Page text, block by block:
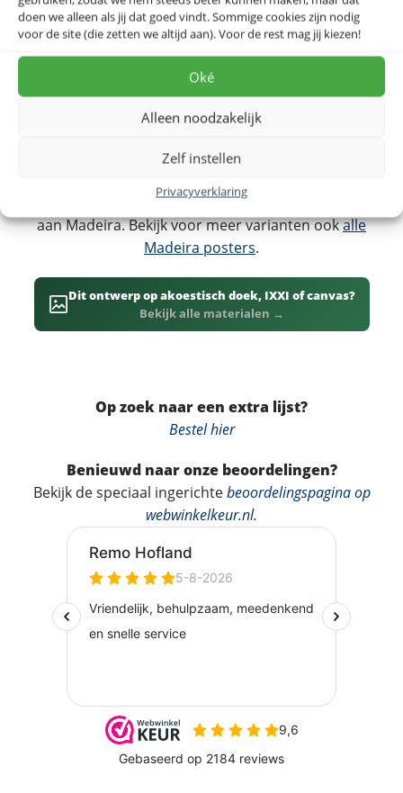
doen we alleen als jij dat goed vindt. Sommige cookies zijn nodig
voor de site (die zetten we altijd aan). Voor de rest mag jij kiezen!
Oké
Alleen noodzakelijk
Zelf instellen
Privacyverklaring
Madeira is een Portugees eiland in de Atlantische
Oceaan, beroemd om zijn levada-wandelingen, steile
het hele bloemeneiland in beeld. Bekijk voor het
grotere geheel ook dePortugal landkaart.
wanddecoratie of opakoestisch doek
voor wandelaars en iedereen met mooie herinneringen
aan Madeira. Bekijk voor meer varianten ookalle
Madeira posters.
Dit ontwerp op akoestisch doek, IXXI of canvas?
Bekijk alle materialen →
Op zoek naar een extra lijst?
Bestel hier
Benieuwd naar onze beoordelingen?
Bekijk de speciaal ingerichtebeoordelingspagina op
webwinkelkeur.nl.